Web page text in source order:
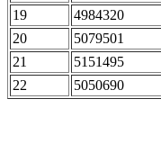
19 4984320
20 5079501
21 5151495
22 5050690